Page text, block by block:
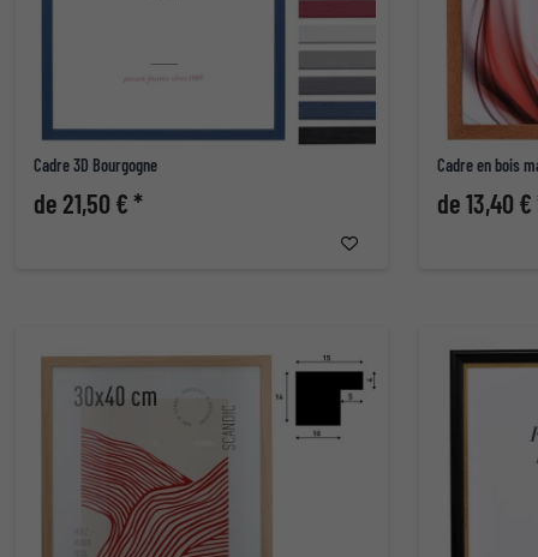
Cadre 3D Bourgogne
de 21,50 € *
Cadre en bois
de 13,40